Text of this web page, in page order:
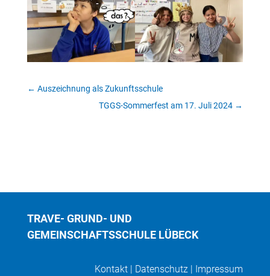
← Auszeichnung als Zukunftsschule
TGGS-Sommerfest am 17. Juli 2024 →
TRAVE- GRUND- UND
GEMEINSCHAFTSSCHULE LÜBECK
Kontakt Datenschutz Impressum